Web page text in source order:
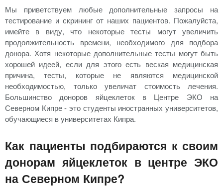
Мы приветствуем любые дополнительные запросы на
тестирование и скрининг от наших пациентов. Пожалуйста,
имейте в виду, что некоторые тесты могут увеличить
продолжительность времени, необходимого для подбора
донора. Хотя некоторые дополнительные тесты могут быть
хорошей идеей, если для этого есть веская медицинская
причина, тесты, которые не являются медицинской
необходимостью, только увеличат стоимость лечения.
Большинство доноров яйцеклеток в Центре ЭКО на
Северном Кипре - это студенты иностранных университетов,
обучающиеся в университетах Кипра.
Как пациенты подбираются к своим
донорам яйцеклеток в центре ЭКО
на Северном Кипре?